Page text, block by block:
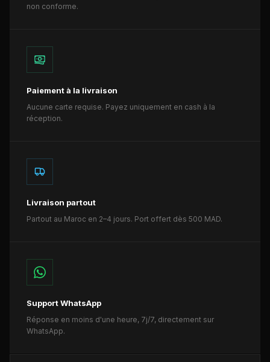
non conforme.
Paiement à la livraison
Aucune carte requise. Payez uniquement en cash à la
réception.
Livraison partout
Partout au Maroc en 2–4 jours. Port offert dès 500 MAD.
Support WhatsApp
Réponse en moins d'une heure, 7j/7, directement sur
WhatsApp.